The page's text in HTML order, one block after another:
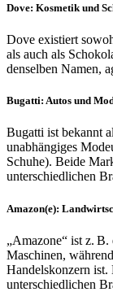
Dove: Kosmetik und
Dove existiert
als auch als
denselben Namen,
Bugatti: Autos und
Bugatti ist bekannt
unabhängiges
Schuhe). Beide
unterschiedlichen
Amazon(e):
„Amazone“ ist z.
Maschinen,
Handelskonzern ist.
unterschiedlichen